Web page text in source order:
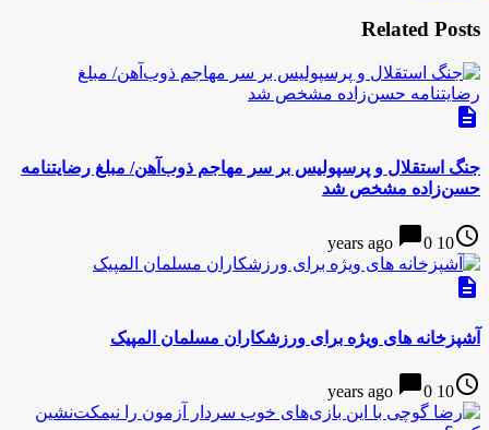
Related Posts
description
جنگ استقلال و پرسپولیس بر سر مهاجم ذوب‌آهن/ مبلغ رضایتنامه
حسن‌زاده‌ مشخص شد
access_time
10 years ago
chat_bubble0
description
آشپزخانه های ویژه برای ورزشکاران مسلمان المپیک
access_time
10 years ago
chat_bubble0